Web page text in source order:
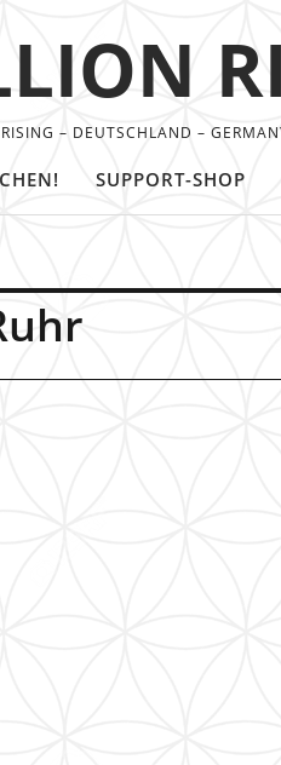
– DEUTSCHLAND –
SUPPORT-SHOP